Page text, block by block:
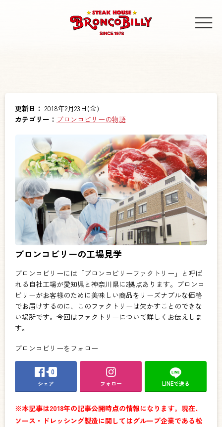
更新日： 2018年2月23日(金)
カテゴリー： ブロンコビリーの物語
ブロンコビリーの工場見学
ブロンコビリーには「ブロンコビリーファクトリー」と呼ば
れる自社工場が愛知県と神奈川県に2拠点あります。ブロンコ
ビリーがお客様のために美味しい商品をリーズナブルな価格
でお届けするのに、このファクトリーは欠かすことのできな
い場所です。今回はファクトリーについて詳しくお伝えしま
す。
ブロンコビリーをフォロー
0
シェア フォロー LINEで送る
※本記事は2018年の記事公開時点の情報になります。現在、
ソース・ドレッシング製造に関してはグループ企業である松